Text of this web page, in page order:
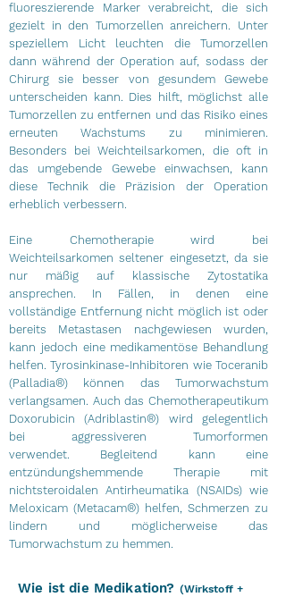
fluoreszierende Marker verabreicht, die sich
gezielt in den Tumorzellen anreichern. Unter
speziellem Licht leuchten die Tumorzellen
dann während der Operation auf, sodass der
Chirurg sie besser von gesundem Gewebe
unterscheiden kann. Dies hilft, möglichst alle
Tumorzellen zu entfernen und das Risiko eines
erneuten Wachstums zu minimieren.
Besonders bei Weichteilsarkomen, die oft in
das umgebende Gewebe einwachsen, kann
diese Technik die Präzision der Operation
erheblich verbessern.
Eine Chemotherapie wird bei
Weichteilsarkomen seltener eingesetzt, da sie
nur mäßig auf klassische Zytostatika
ansprechen. In Fällen, in denen eine
vollständige Entfernung nicht möglich ist oder
bereits Metastasen nachgewiesen wurden,
kann jedoch eine medikamentöse Behandlung
helfen. Tyrosinkinase-Inhibitoren wie Toceranib
(Palladia®) können das Tumorwachstum
verlangsamen. Auch das Chemotherapeutikum
Doxorubicin (Adriblastin®) wird gelegentlich
bei aggressiveren Tumorformen
verwendet. Begleitend kann eine
entzündungshemmende Therapie mit
nichtsteroidalen Antirheumatika (NSAIDs) wie
Meloxicam (Metacam®) helfen, Schmerzen zu
lindern und möglicherweise das
Tumorwachstum zu hemmen.
Wie ist die Medikation? (Wirkstoff +